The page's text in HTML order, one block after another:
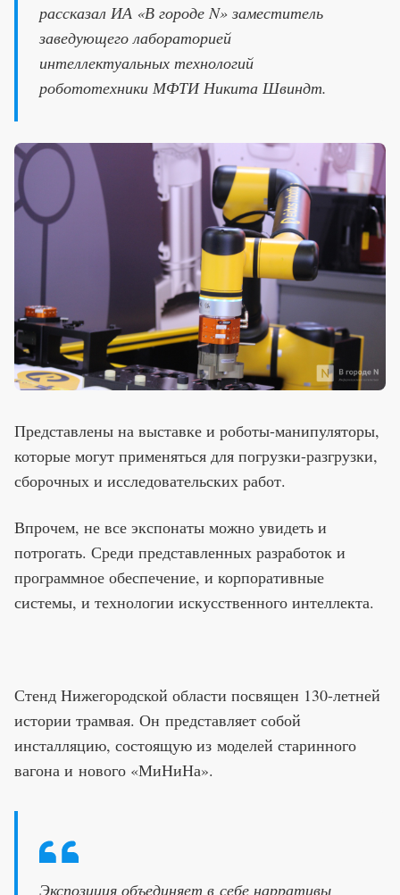
рассказал ИА «В городе N» заместитель
заведующего лабораторией
интеллектуальных технологий
робототехники МФТИ Никита Швиндт.
Представлены на выставке и роботы-манипуляторы,
которые могут применяться для погрузки-разгрузки,
сборочных и исследовательских работ.
Впрочем, не все экспонаты можно увидеть и
потрогать. Среди представленных разработок и
программное обеспечение, и корпоративные
системы, и технологии искусственного интеллекта.
Стенд Нижегородской области посвящен 130-летней
истории трамвая. Он представляет собой
инсталляцию, состоящую из моделей старинного
вагона и нового «МиНиНа».
Экспозиция объединяет в себе нарративы